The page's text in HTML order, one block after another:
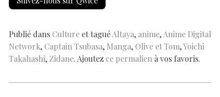
b
o
k
s
p
p
es e
n er n
k
ar
Publié dans Culture et taguéAltaya, anime,Anime Digital
Network, Captain Tsubasa, Manga, Olive et Tom,Yoichi
Takahashi, Zidane. Ajoutez ce permalien à vos favoris.